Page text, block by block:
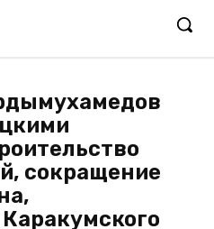
сокращение